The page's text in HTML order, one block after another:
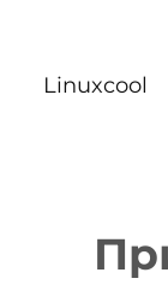
содержимому
Linuxcool